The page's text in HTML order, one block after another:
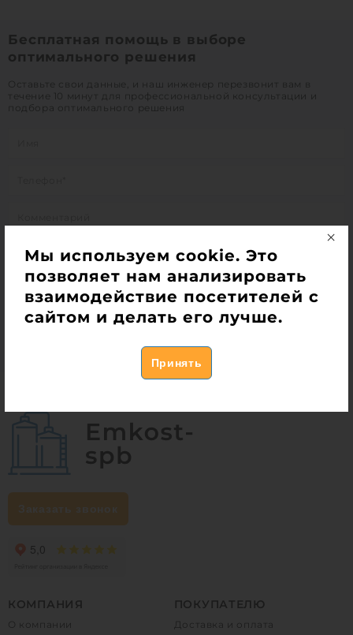
Бесплатная помощь в выборе
оптимального решения
Оставьте свои данные, и наш инженер перезвонит вам в
течение 10 минут для профессиональной консультации и
подбора оптимального решения
ЗАКАЗАТЬ ЗВОНОК
Уже есть проект?
Прикрепите файл
обработку персональных данных
КОМПАНИЯ
О компании
ПОКУПАТЕЛЮ
Доставка и оплата
Мы используем cookie. Это
позволяет нам анализировать
взаимодействие посетителей с
сайтом и делать его лучше.